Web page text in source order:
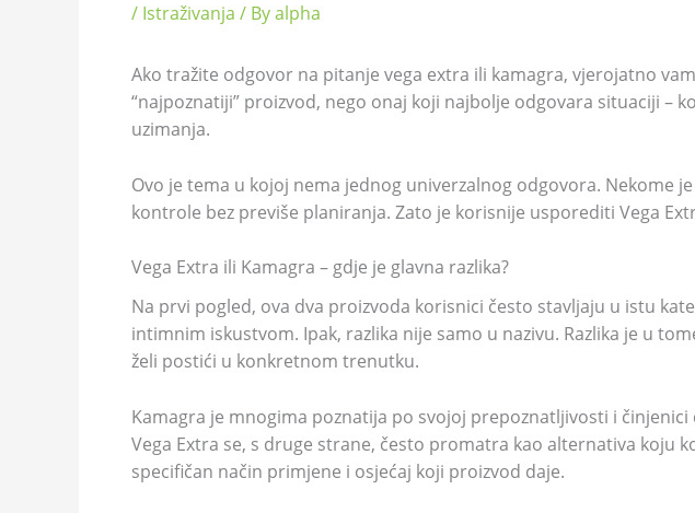
/ Istraživanja / Byalpha
Ako tražite odgovor na pitanje vega extra ili kamagra, vjerojatno
“najpoznatiji” proizvod, nego onaj koji najbolje odgovara situaciji –
uzimanja.
Ovo je tema u kojoj nema jednog univerzalnog odgovora. Nekome
kontrole bez previše planiranja. Zato je korisnije usporediti Vega
Vega Extra ili Kamagra – gdje je glavna razlika?
Na prvi pogled, ova dva proizvoda korisnici često stavljaju u istu
intimnim iskustvom. Ipak, razlika nije samo u nazivu. Razlika je u
želi postići u konkretnom trenutku.
Kamagra je mnogima poznatija po svojoj prepoznatljivosti i
Vega Extra se, s druge strane, često promatra kao alternativa koju
specifičan način primjene i osjećaj koji proizvod daje.